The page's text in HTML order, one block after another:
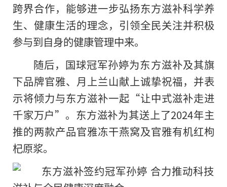
跨界合作，能够进一步弘扬东方滋补科学养
生、健康生活的理念，引领全民关注并积极
参与到自身的健康管理中来。
随后，国球冠军孙婷为东方滋补及其旗
下品牌官雅、月上兰山献上诚挚祝福，并表
示将倾力与东方滋补一起“让中式滋补走进
千家万户”。东方滋补为其送上了2024年主
推的两款产品官雅冻干燕窝及官雅有机红枸
杞原浆。